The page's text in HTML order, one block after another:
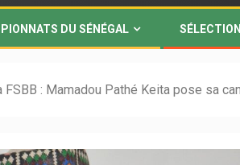
DU SÉNÉGAL
: Mamadou Pathé Keita pose sa